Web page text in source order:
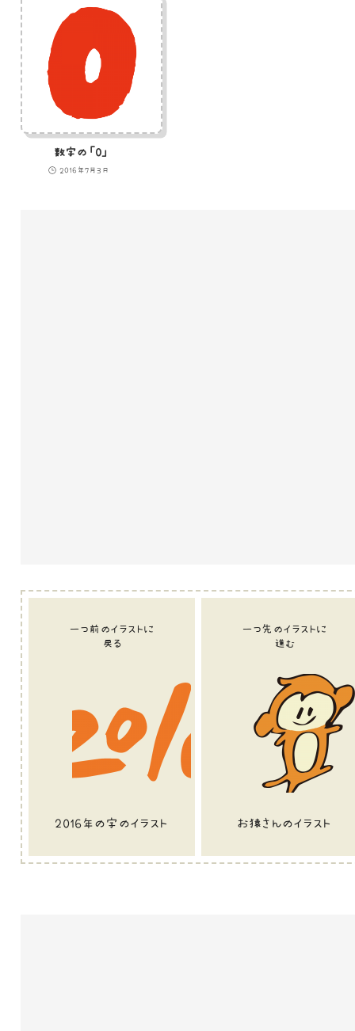
数字の「0」
2016年7月3日
一つ前のイラストに
戻る
2016年の字のイラスト
一つ先のイラストに
進む
お猿さんのイラスト